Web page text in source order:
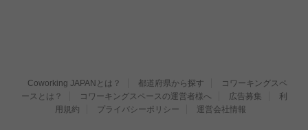
Coworking JAPANとは？ 都道府県から探す
コワーキングスペ
ースとは？
コワーキングスペースの運営者様へ 広告募集
利
用規約
プライバシーポリシー 運営会社情報